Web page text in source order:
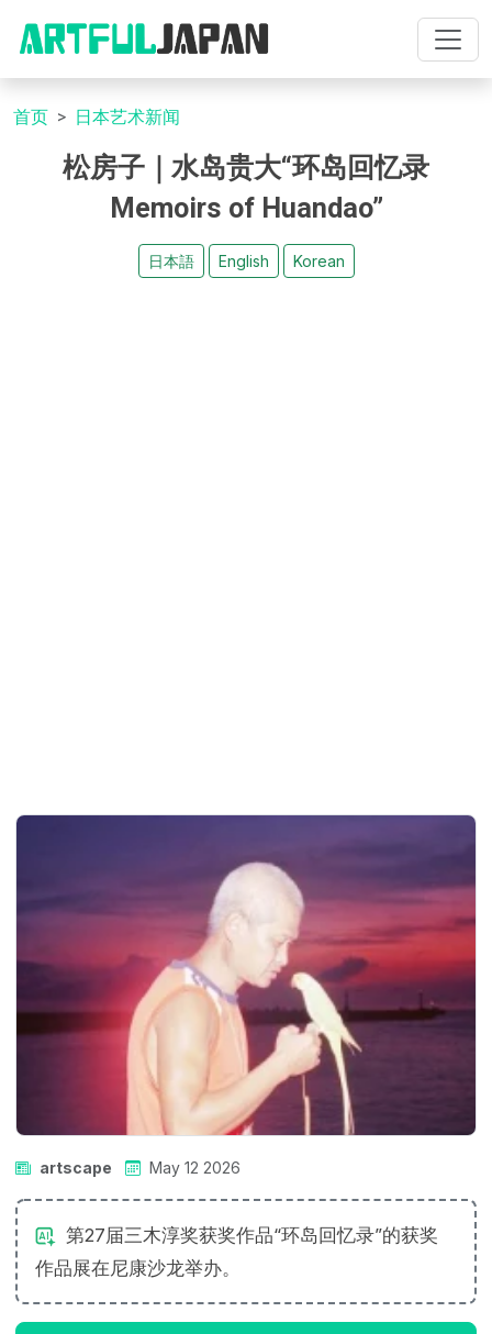
首页 日本艺术新闻
松房子｜水岛贵大“环岛回忆录
Memoirs of Huandao”
日本語 English Korean
artscape May 12 2026
第27届三木淳奖获奖作品“环岛回忆录”的获奖
作品展在尼康沙龙举办。